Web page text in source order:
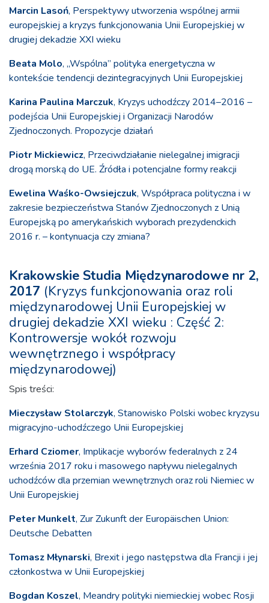
Marcin Lasoń, Perspektywy utworzenia wspólnej armii
europejskiej a kryzys funkcjonowania Unii Europejskiej w
drugiej dekadzie XXI wieku
Beata Molo, „Wspólna” polityka energetyczna w
kontekście tendencji dezintegracyjnych Unii Europejskiej
Karina Paulina Marczuk, Kryzys uchodźczy 2014–2016 –
podejścia Unii Europejskiej i Organizacji Narodów
Zjednoczonych. Propozycje działań
Piotr Mickiewicz, Przeciwdziałanie nielegalnej imigracji
drogą morską do UE. Źródła i potencjalne formy reakcji
Ewelina Waśko-Owsiejczuk, Współpraca polityczna i w
zakresie bezpieczeństwa Stanów Zjednoczonych z Unią
Europejską po amerykańskich wyborach prezydenckich
2016 r. – kontynuacja czy zmiana?
Krakowskie Studia Międzynarodowe nr 2,
2017 (Kryzys funkcjonowania oraz roli
międzynarodowej Unii Europejskiej w
drugiej dekadzie XXI wieku : Część 2:
Kontrowersje wokół rozwoju
wewnętrznego i współpracy
międzynarodowej)
Spis treści:
Mieczysław Stolarczyk, Stanowisko Polski wobec kryzysu
migracyjno-uchodźczego Unii Europejskiej
Erhard Cziomer, Implikacje wyborów federalnych z 24
września 2017 roku i masowego napływu nielegalnych
uchodźców dla przemian wewnętrznych oraz roli Niemiec w
Unii Europejskiej
Peter Munkelt, Zur Zukunft der Europäischen Union:
Deutsche Debatten
Tomasz Młynarski, Brexit i jego następstwa dla Francji i jej
członkostwa w Unii Europejskiej
Bogdan Koszel, Meandry polityki niemieckiej wobec Rosji